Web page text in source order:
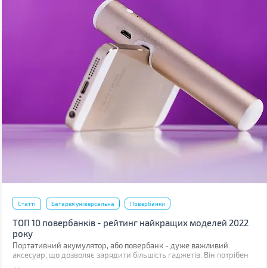
Статті Батарея універсальна Повербанки
ТОП 10 повербанків - рейтинг найкращих моделей 2022
року
Портативний акумулятор, або повербанк - дуже важливий
аксесуар, що дозволяє зарядити більшість гаджетів. Він потрібен